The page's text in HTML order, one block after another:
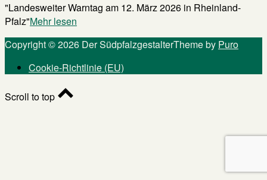
"Landesweiter Warntag am 12. März 2026 in Rheinland-
Pfalz"Mehr lesen
Copyright © 2026 Der SüdpfalzgestalterTheme by Puro
Cookie-Richtlinie (EU)
Scroll to top